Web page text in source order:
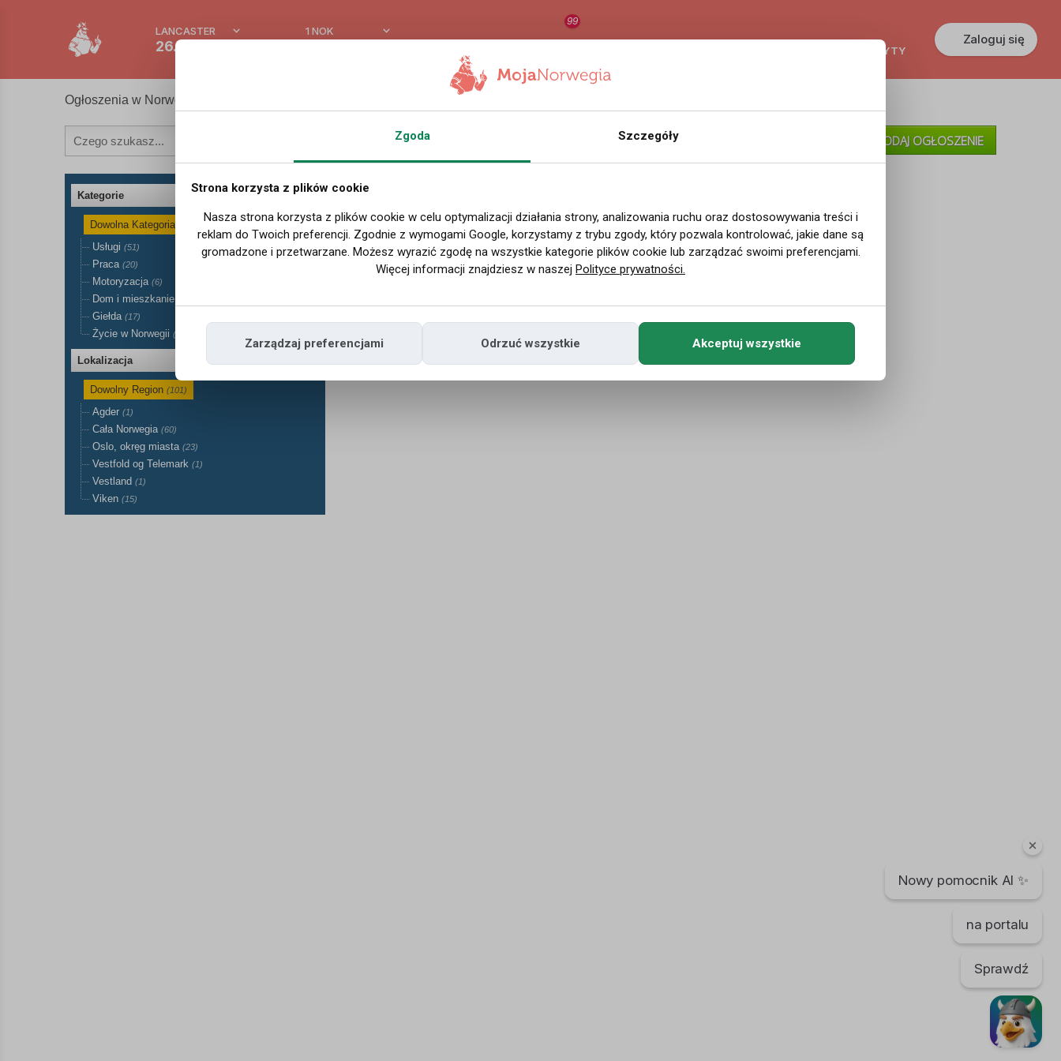
Nowy pomocnik AI ✨
na portalu
Sprawdź
LANCASTER
26.5 °C
1 NOK
99
KREDYTY
Zaloguj się
Ogłoszenia w Norwegii
SZUKAJ DODAJ OGŁOSZENIE
Kategorie
Dowolna Kategoria
Usługi (51)
Praca (20)
Motoryzacja (6)
Dom i mieszkanie
Giełda (17)
Życie w Norwegii (3)
Lokalizacja
Dowolny Region (101)
Agder (1)
Cała Norwegia (60)
Oslo, okręg miasta (23)
Vestfold og Telemark (1)
Vestland (1)
Viken (15)
Zgoda Szczegóły
Strona korzysta z plików cookie
Nasza strona korzysta z plików cookie w celu optymalizacji działania strony, analizowania ruchu oraz dostosowywania treści i
reklam do Twoich preferencji. Zgodnie z wymogami Google, korzystamy z trybu zgody, który pozwala kontrolować, jakie dane są
gromadzone i przetwarzane. Możesz wyrazić zgodę na wszystkie kategorie plików cookie lub zarządzać swoimi preferencjami.
Więcej informacji znajdziesz w naszej Polityce prywatności.
Zarządzaj preferencjami Odrzuć wszystkie Akceptuj wszystkie